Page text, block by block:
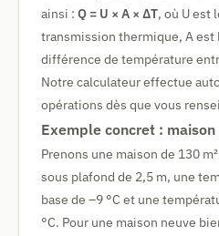
ainsi : Q = U × A × ΔT, où U est
transmission thermique, A est
différence de température
Notre calculateur effectue
opérations dès que vous
Exemple concret :
Prenons une maison de 130
sous plafond de 2,5 m, une
base de –9 °C et une
°C. Pour une maison neuve